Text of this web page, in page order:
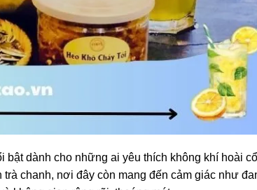
bật dành cho những ai yêu thích không khí hoài
chanh, nơi đây còn mang đến cảm giác như